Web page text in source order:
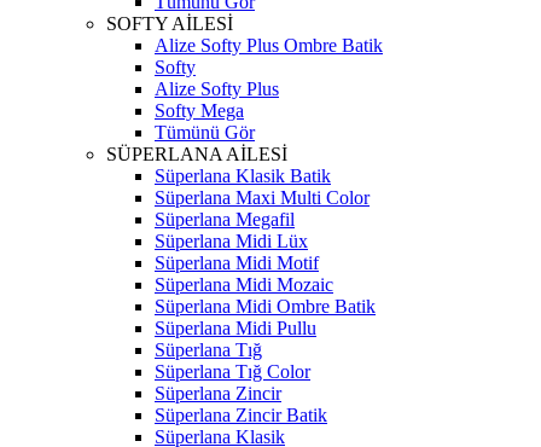
SOFTY AİLESİ
Alize Softy Plus Ombre Batik
Softy
Alize Softy Plus
Softy Mega
Tümünü Gör
SÜPERLANA AİLESİ
Süperlana Klasik Batik
Süperlana Maxi Multi Color
Süperlana Megafil
Süperlana Midi Lüx
Süperlana Midi Motif
Süperlana Midi Mozaic
Süperlana Midi Ombre Batik
Süperlana Midi Pullu
Süperlana Tığ
Süperlana Tığ Color
Süperlana Zincir
Süperlana Zincir Batik
Süperlana Klasik